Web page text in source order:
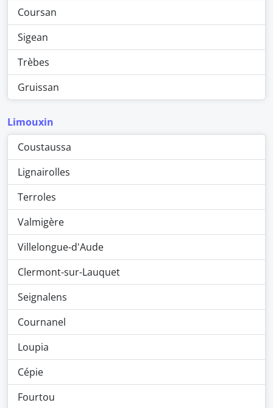
Coursan
Sigean
Trèbes
Gruissan
Limouxin
Coustaussa
Lignairolles
Terroles
Valmigère
Villelongue-d'Aude
Clermont-sur-Lauquet
Seignalens
Cournanel
Loupia
Cépie
Fourtou